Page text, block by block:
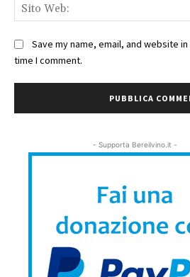
Save my name, email, and website
time I comment.
- Supporta Bereilvino.it -